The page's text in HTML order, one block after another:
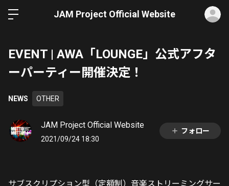
JAM Project Official Website
EVENT | AWA「LOUNGE」公式アフタ
ーパーティー開催決定！
NEWS OTHER
JAM Project Official Website
2021/09/24 18:30
フォロー
サブスクリプション型（定額制）音楽ストリーミングサー